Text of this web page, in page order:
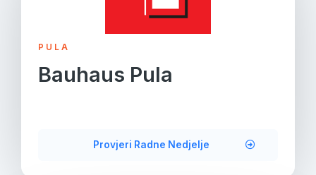
PULA
Bauhaus Pula
Provjeri Radne Nedjelje